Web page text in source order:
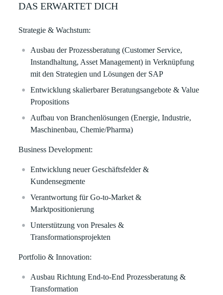
DAS ERWARTET DICH
Strategie & Wachstum:
Ausbau derProzessberatung (Customer Service,
Instandhaltung, Asset Management) in Verknüpfung
mit den Strategien und Lösungen der SAP
Entwicklung skalierbarerBeratungsangebote & Value
Propositions
Aufbau vonBranchenlösungen (Energie, Industrie,
Maschinenbau, Chemie/Pharma)
Business Development:
Entwicklung neuerGeschäftsfelder &
Kundensegmente
Verantwortung fürGo-to-Market &
Marktpositionierung
Unterstützung vonPresales &
Transformationsprojekten
Portfolio & Innovation:
Ausbau RichtungEnd-to-End Prozessberatung &
Transformation